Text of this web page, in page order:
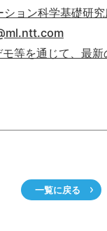
ョン科学基礎研
等を通じて、最
一覧に戻る